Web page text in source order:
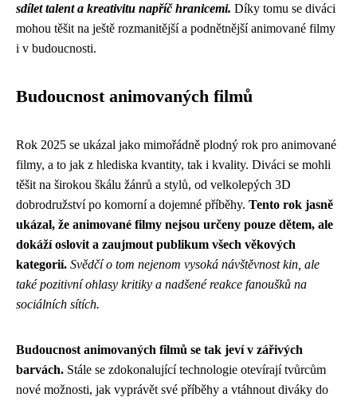
sdílet talent a kreativitu napříč hranicemi. Díky tomu se diváci
mohou těšit na ještě rozmanitější a podnětnější animované filmy
i v budoucnosti.
Budoucnost animovaných filmů
Rok 2025 se ukázal jako mimořádně plodný rok pro animované
filmy, a to jak z hlediska kvantity, tak i kvality. Diváci se mohli
těšit na širokou škálu žánrů a stylů, od velkolepých 3D
dobrodružství po komorní a dojemné příběhy. Tento rok jasně
ukázal, že animované filmy nejsou určeny pouze dětem, ale
dokáží oslovit a zaujmout publikum všech věkových
kategorií. Svědčí o tom nejenom vysoká návštěvnost kin, ale
také pozitivní ohlasy kritiky a nadšené reakce fanoušků na
sociálních sítích.
Budoucnost animovaných filmů se tak jeví v zářivých
barvách. Stále se zdokonalující technologie otevírají tvůrcům
nové možnosti, jak vyprávět své příběhy a vtáhnout diváky do